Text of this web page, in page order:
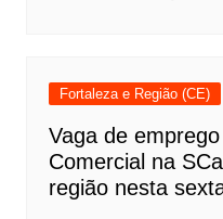
Fortaleza e Região (CE)
Vaga de
Comercial na
região nesta